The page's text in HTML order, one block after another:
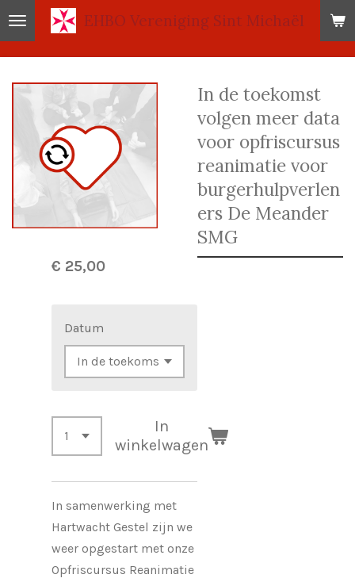
Ga
direct
naar
de
hoofdinhoud
EHBO Vereniging Sint Michaël
In de toekomst
volgen meer data
voor opfriscursus
reanimatie voor
burgerhulpverlen
ers De Meander
SMG
€ 25,00
Datum
In
winkelwagen
In samenwerking met
Hartwacht Gestel zijn we
weer opgestart met onze
Opfriscursus Reanimatie